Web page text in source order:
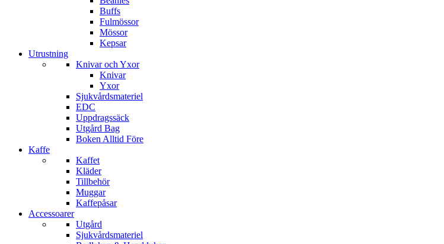
Buffs
Fulmössor
Mössor
Kepsar
Utrustning
Knivar och Yxor
Knivar
Yxor
Sjukvårdsmateriel
EDC
Uppdragssäck
Utgård Bag
Boken Alltid Före
Kaffe
Kaffet
Kläder
Tillbehör
Muggar
Kaffepåsar
Accessoarer
Utgård
Sjukvårdsmateriel